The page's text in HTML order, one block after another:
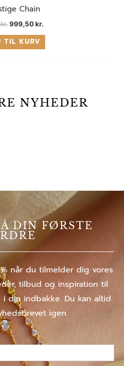
Chain
kr.999,50kr.
TIL KURV
NYHEDER
DIN FØRSTE
når du tilmelder dig vores
tilbud og inspiration til
din indbakke. Du kan altid
igen.